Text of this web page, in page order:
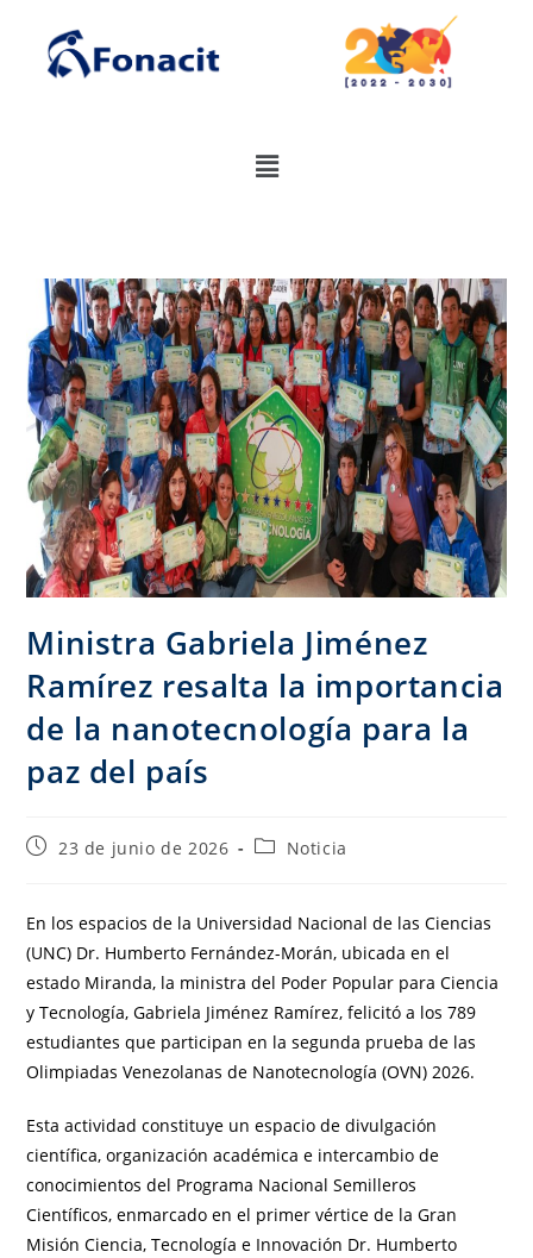
Ministra Gabriela Jiménez
Ramírez resalta la importancia
de la nanotecnología para la
paz del país
23 de junio de 2026 Noticia
En los espacios de la Universidad Nacional de las Ciencias
(UNC) Dr. Humberto Fernández-Morán, ubicada en el
estado Miranda, la ministra del Poder Popular para Ciencia
y Tecnología, Gabriela Jiménez Ramírez, felicitó a los 789
estudiantes que participan en la segunda prueba de las
Olimpiadas Venezolanas de Nanotecnología (OVN) 2026.
​Esta actividad constituye un espacio de divulgación
científica, organización académica e intercambio de
conocimientos del Programa Nacional Semilleros
Científicos, enmarcado en el primer vértice de la Gran
Misión Ciencia, Tecnología e Innovación Dr. Humberto